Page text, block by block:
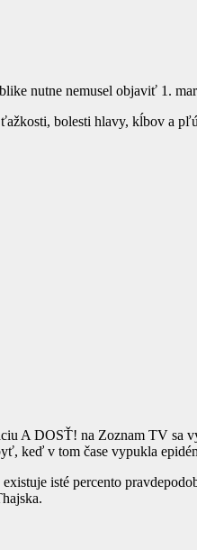
nutne nemusel objaviť 1.
bolesti hlavy, kĺbov a
A DOSŤ! na Zoznam TV
keď v tom čase vypukla
isté percento